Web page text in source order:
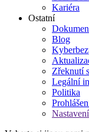
Kariéra
Ostatní
Blog
Zřeknutí
Legální
Politika